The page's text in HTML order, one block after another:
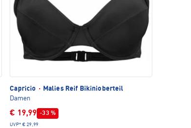
Capricio ·
Malies Reif Bikinioberteil
Damen
€ 19,99 -33 %
UVP* € 29,99